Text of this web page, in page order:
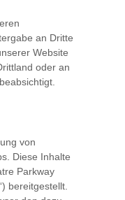
an Dritte
Website
oder an
von
Diese Inhalte
Parkway
bereitgestellt.